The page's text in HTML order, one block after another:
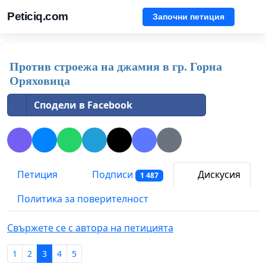
Peticiq.com Започни петиция
Против строежа на джамия в гр. Горна
Оряховица
Сподели в Facebook
Петиция Подписи 1 487
Дискусия
Политика за поверителност
Свържете се с автора на петицията
1 2 3 4 5